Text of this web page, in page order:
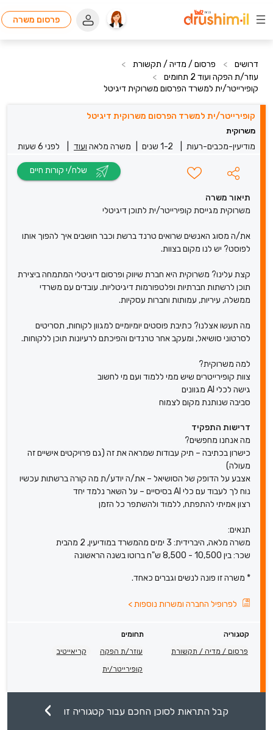
פרסום משרה
דרושים > פרסום / מדיה / תקשורת
>
עוזר/ת הפקה ועוד 2 תחומים
>
קופירייטר/ית למשרד הפרסום משרוקית דיגיטל
קופירייטר/ית למשרד הפרסום משרוקית דיגיטל
משרוקית
מודיעין-מכבים-רעות 1-2 שנים משרה מלאה ועוד לפני 6 שעות
תיאור משרה
משרוקית מגייסת קופירייטר/ית לתוכן דיגיטלי
את/ה מסוג האנשים שרואים טרנד ברשת וכבר חושבים איך להפוך אותו
לפוסט? יש לנו מקום בצוות.
קצת עלינו? משרוקית היא חברת שיווק ופרסום דיגיטלי המתמחה ביצירת
תוכן לרשתות חברתיות ופלטפורמות דיגיטליות. עובדים עם משרדי
ממשלה, עיריות, עמותות וחברות עסקיות.
מה תעשו אצלנו? כתיבת פוסטים יומיומיים למגוון לקוחות, תסריטים
לסרטוני סושיאל, ומעקב אחר טרנדים והפיכתם לרעיונות תוכן ללקוחות.
למה משרוקית?
צוות קופירייטרים שיש ממי ללמוד ועם מי לחשוב
גישה לכלי AI מגוונים
סביבה שנותנת מקום לצמוח
דרישות התפקיד
מה אנחנו מחפשים?
כישרון בכתיבה – תיק עבודות שמראה את זה (גם פרויקטים אישיים זה
מעולה)
אצבע על הדופק של הסושיאל – את/ה יודע/ת מה קורה ברשתות עכשיו
נוח לך לעבוד עם כלי AI בסיסיים – על השאר נלמד יחד
רצון אמיתי להתפתח, ללמוד ולהשתפר כל הזמן
תנאים:
משרה מלאה, היברידית: 3 ימים מהמשרד במודיעין, 2 מהבית
שכר: בין 10,500 - 8,500 ש"ח ברוטו בשנה הראשונה
* משרה זו פונה לנשים וגברים כאחד.
לפרופיל החברה ומשרות נוספות>
קטגוריה
תחומים
פרסום / מדיה / תקשורת
עוזר/ת הפקה קריאייטיב
קופירייטר/ית
קבל התראות לסוכן החכם עבור קטגוריה זו